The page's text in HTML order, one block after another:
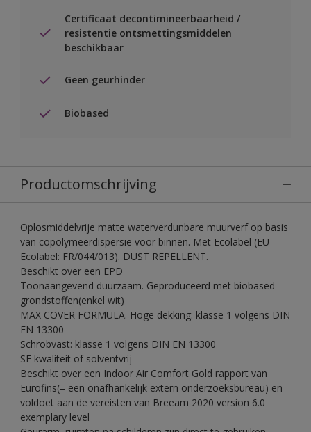
Certificaat decontimineerbaarheid /
resistentie ontsmettingsmiddelen
beschikbaar
Geen geurhinder
Biobased
Productomschrijving
Oplosmiddelvrije matte waterverdunbare muurverf op basis
van copolymeerdispersie voor binnen. Met Ecolabel (EU
Ecolabel: FR/044/013). DUST REPELLENT.
Beschikt over een EPD
Toonaangevend duurzaam. Geproduceerd met biobased
grondstoffen(enkel wit)
MAX COVER FORMULA. Hoge dekking: klasse 1 volgens DIN
EN 13300
Schrobvast: klasse 1 volgens DIN EN 13300
SF kwaliteit of solventvrij
Beschikt over een Indoor Air Comfort Gold rapport van
Eurofins(= een onafhankelijk extern onderzoeksbureau) en
voldoet aan de vereisten van Breeam 2020 version 6.0
exemplary level